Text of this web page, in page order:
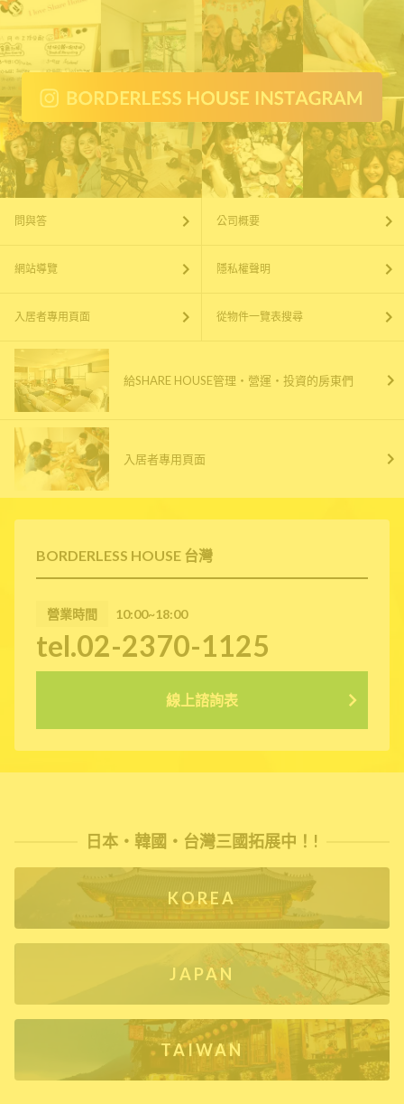
BORDERLESS HOUSE 台灣
營業時間 10:00~18:00
tel.02-2370-1125
線上諮詢表
問與答 公司概要
網站導覽 隱私權聲明
入居者專用頁面 從物件一覽表搜尋
給SHARE HOUSE管理・營運・投資的房東們
入居者專用頁面
日本・韓國・台灣三國拓展中！!
KOREA
JAPAN
TAIWAN